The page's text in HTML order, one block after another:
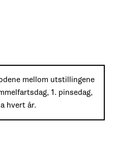
mellom utstillingene
1. pinsedag,
hvert år.